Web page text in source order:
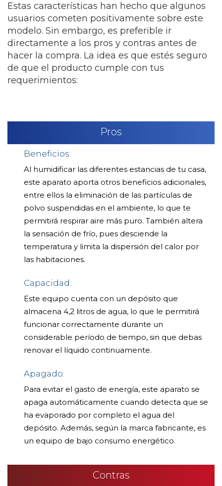
Estas características han hecho que algunos
usuarios cometen positivamente sobre este
modelo. Sin embargo, es preferible ir
directamente a los pros y contras antes de
hacer la compra. La idea es que estés seguro
de que el producto cumple con tus
requerimientos:
Pros
Beneficios:
Al humidificar las diferentes estancias de tu casa,
este aparato aporta otros beneficios adicionales,
entre ellos la eliminación de las partículas de
polvo suspendidas en el ambiente, lo que te
permitirá respirar aire más puro. También altera
la sensación de frío, pues desciende la
temperatura y limita la dispersión del calor por
las habitaciones.
Capacidad:
Este equipo cuenta con un depósito que
almacena 4,2 litros de agua, lo que le permitirá
funcionar correctamente durante un
considerable período de tiempo, sin que debas
renovar el líquido continuamente.
Apagado:
Para evitar el gasto de energía, este aparato se
apaga automáticamente cuando detecta que se
ha evaporado por completo el agua del
depósito. Además, según la marca fabricante, es
un equipo de bajo consumo energético.
Contras